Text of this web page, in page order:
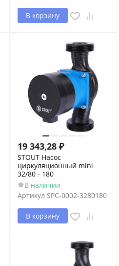
В корзину
19 343,28 ₽
STOUT Насос
циркуляционный mini
32/80 - 180
В наличии
Артикул SPC-0002-3280180
В корзину